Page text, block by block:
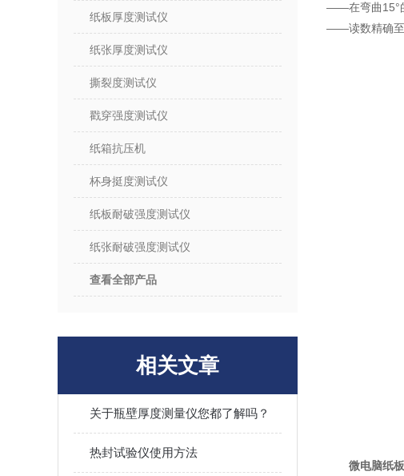
纸板厚度测试仪
纸张厚度测试仪
撕裂度测试仪
戳穿强度测试仪
纸箱抗压机
杯身挺度测试仪
纸板耐破强度测试仪
纸张耐破强度测试仪
查看全部产品
相关文章
关于瓶壁厚度测量仪您都了解吗？
热封试验仪使用方法
——在弯曲15°
——读数精确至
微电脑纸